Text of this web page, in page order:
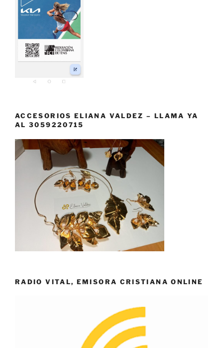
ACCESORIOS ELIANA VALDEZ – LLAMA YA
AL 3059220715
RADIO VITAL, EMISORA CRISTIANA ONLINE